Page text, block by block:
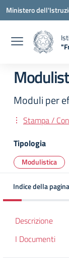
Vai ai contenuti
Vai al menu di
Vai al footer
Ministero
Moduli per
Stampa /
Tipologia
Modulistica
Indice della pagina
Descrizione
I Documenti